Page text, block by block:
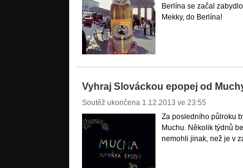
Berlína se začal
Mekky, do Berlína!
Vyhraj Slováckou epopej od
Soutěž ukončena 1.12.2013 ve 23:55
Za posledního půlroku
Muchu. Několik týdnů
nemohli jinak, než je v